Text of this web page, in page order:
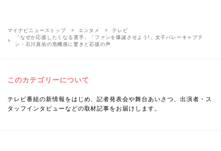
マイナビニューストップ エンタメ
テレビ
「なぜか応援したくなる選手」「ファンを爆誕させよう!」女子バレーキャプテ
ン・石川真佑の危機感に驚きと応援の声
このカテゴリーについて
テレビ番組の新情報をはじめ、記者発表会や舞台あいさつ、出演者・ス
タッフインタビューなどの取材記事をお届けします。